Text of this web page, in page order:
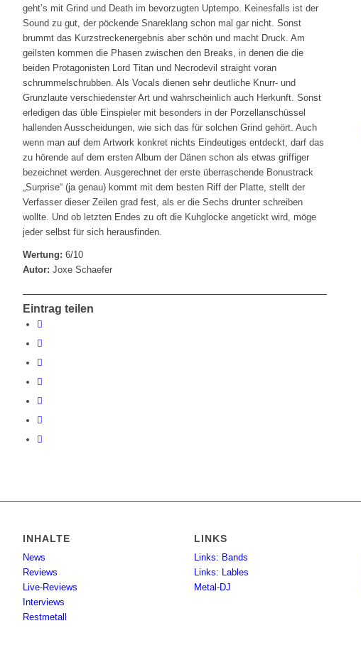
geht’s mit Grind und Death im bevorzugten Uptempo. Keinesfalls ist der
Sound zu gut, der pöckende Snareklang schon mal gar nicht. Sonst
brummt das Kurzstreckenergebnis aber schön und macht Druck. Am
geilsten kommen die Phasen zwischen den Breaks, in denen die die
beiden Protagonisten Lord Titan und Necrodevil straight voran
schrummelschrubben. Als Vocals dienen sehr deutliche Knurr- und
Grunzlaute verschiedenster Art und wahrscheinlich auch Herkunft. Sonst
erledigen das üble Einspieler mit besonders in der Porzellanschüssel
hallenden Ausscheidungen, wie sich das für solchen Grind gehört. Auch
wenn man auf dem Artwork konkret nichts Eindeutiges entdeckt, darf das
zu hörende auf dem ersten Album der Dänen schon als etwas griffiger
bezeichnet werden. Ausgerechnet der erste überraschende Bonustrack
„Surprise“ (ja genau) kommt mit dem besten Riff der Platte, stellt der
Verfasser dieser Zeilen grad fest, als er die Sechs drunter schreiben
wollte. Und ob letzten Endes zu oft die Kuhglocke angetickt wird, möge
jeder selbst für sich herausfinden.
Wertung: 6/10
Autor: Joxe Schaefer
Eintrag teilen
INHALTE
News
Reviews
Live-Reviews
Interviews
Restmetall
LINKS
Links: Bands
Links: Lables
Metal-DJ